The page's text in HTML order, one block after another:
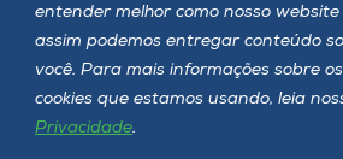
entender melhor como nosso
assim podemos entregar conteúdo
você. Para mais informações sobre
cookies que estamos usando, leia
Privacidade.